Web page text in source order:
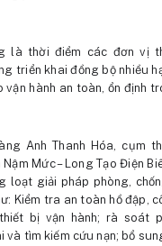
là thời điểm các đơn vị
triển khai đồng bộ nhiều
vận hành an toàn, ổn định
Anh Thanh Hóa, cụm
Mức – Long Tạo Điện
loạt giải pháp phòng,
Kiểm tra an toàn hồ đập,
bị vận hành; rà soát
và tìm kiếm cứu nạn; bổ